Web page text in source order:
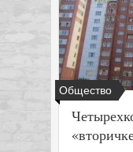
Общество